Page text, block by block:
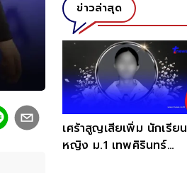
ข่าวล่าสุด
เศร้าสูญเสียเพิ่ม นักเรียน
หญิง ม.1 เทพศิรินทร์